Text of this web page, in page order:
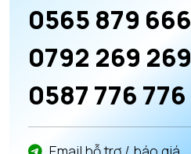
0565 879 666
0792 269 269
0587 776 776